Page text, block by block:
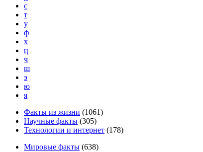
с
т
у
ф
х
ц
ч
ш
э
ю
я
Факты из жизни (1061)
Научные факты (305)
Технологии и интернет (178)
Мировые факты (638)